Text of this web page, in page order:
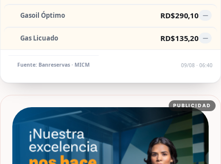
Gasoil Óptimo RD$290,10 —
Gas Licuado RD$135,20 —
Fuente: Banreservas · MICM 09/08 · 06:40
PUBLICIDAD